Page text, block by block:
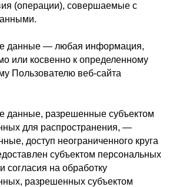
(операции), совершаемые с
данные — любая информация,
или косвенно к определенному
Пользователю веб-сайта
данные, разрешенные субъектом
для распространения, —
доступ неограниченного круга
субъектом персональных
согласия на обработку
разрешенных субъектом